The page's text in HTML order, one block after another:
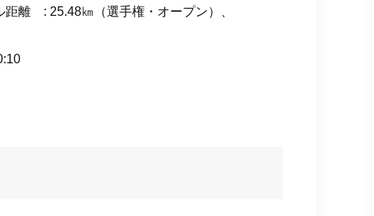
離 : 25.48㎞（選⼿権・オープン）、